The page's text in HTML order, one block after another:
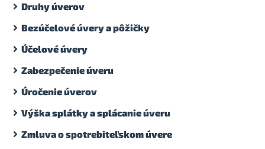
Druhy úverov
Bezúčelové úvery a pôžičky
Účelové úvery
Zabezpečenie úveru
Úročenie úverov
Výška splátky a splácanie úveru
Zmluva o spotrebiteľskom úvere